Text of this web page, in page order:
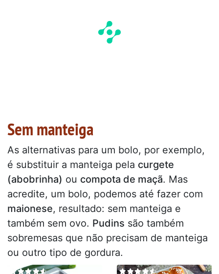
Sem manteiga
As alternativas para um bolo, por exemplo,
é substituir a manteiga pela curgete
(abobrinha) ou compota de maçã. Mas
acredite, um bolo, podemos até fazer com
maionese, resultado: sem manteiga e
também sem ovo. Pudins são também
sobremesas que não precisam de manteiga
ou outro tipo de gordura.